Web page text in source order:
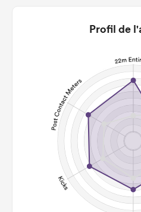
Profil de